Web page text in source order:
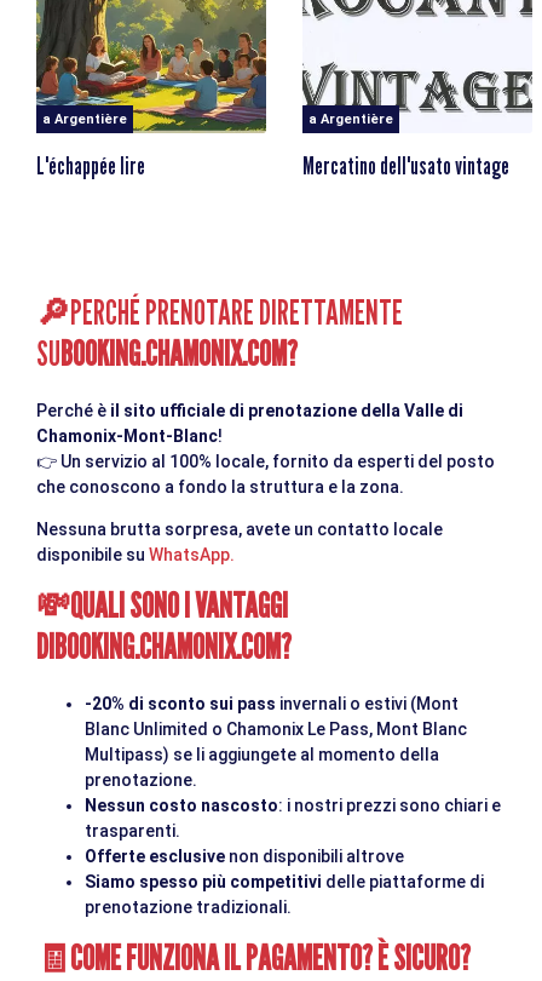
a Argentière
L'échappée lire
a Argentière
Mercatino dell'usato vintage
🔎PERCHÉ PRENOTARE DIRETTAMENTE
SUBOOKING.CHAMONIX.COM?
Perché è il sito ufficiale di prenotazione della Valle di
Chamonix-Mont-Blanc!
👉 Un servizio al 100% locale, fornito da esperti del posto
che conoscono a fondo la struttura e la zona.
Nessuna brutta sorpresa, avete un contatto locale
disponibile su WhatsApp.
💸QUALI SONO I VANTAGGI
DI BOOKING.CHAMONIX.COM?
-20% di sconto sui pass invernali o estivi (Mont
Blanc Unlimited o Chamonix Le Pass, Mont Blanc
Multipass) se li aggiungete al momento della
prenotazione.
Nessun costo nascosto: i nostri prezzi sono chiari e
trasparenti.
Offerte esclusive non disponibili altrove
Siamo spesso più competitivi delle piattaforme di
prenotazione tradizionali.
🧾 COME FUNZIONA IL PAGAMENTO? È SICURO?